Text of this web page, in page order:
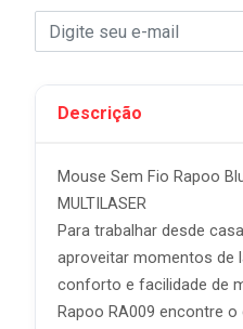
Descrição
Mouse Sem Fio Rapoo
MULTILASER
Para trabalhar desde
aproveitar momentos de
conforto e facilidade de
Rapoo RA009 encontre